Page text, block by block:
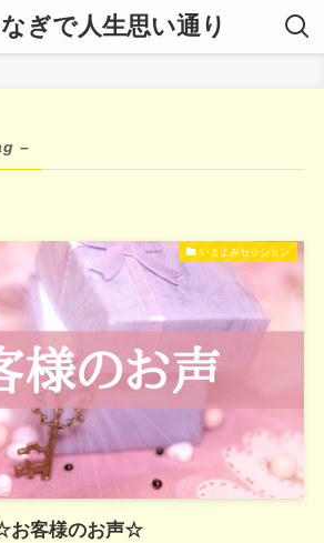
ぎで人生思い通り
–
いまよみセッション
お客様のお声☆